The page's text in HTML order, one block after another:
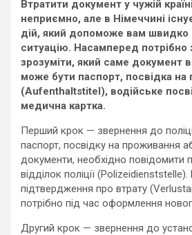
Втратити документ у чужій
неприємно, але в Німеччині
дій, який допоможе вам швидко
ситуацію. Насамперед потрібно
зрозуміти, який саме документ
може бути паспорт, посвідка на
(Aufenthaltstitel), водійське
медична картка.
Перший крок — звернення до
паспорт, посвідку на проживання
документи, необхідно повідомити
відділок поліції
підтвердження про втрату
потрібно під час оформлення
Другий крок — звернення до